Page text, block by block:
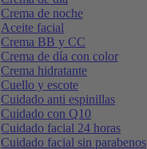
Crema de noche
Aceite facial
Crema BB y CC
Crema de día con color
Crema hidratante
Cuello y escote
Cuidado anti espinillas
Cuidado con Q10
Cuidado facial 24 horas
Cuidado facial sin parabenos